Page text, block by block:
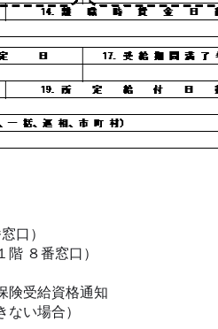
口）
８番窓口）
受給資格通知
ない場合）